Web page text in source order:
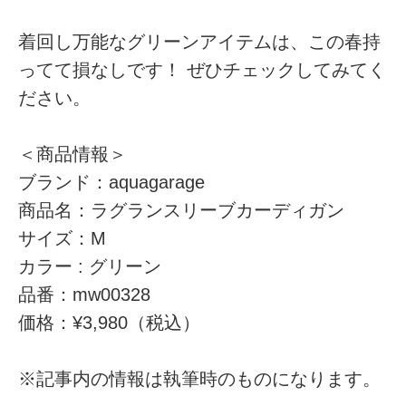
着回し万能なグリーンアイテムは、この春持
ってて損なしです！ ぜひチェックしてみてく
ださい。
＜商品情報＞
ブランド：aquagarage
商品名：ラグランスリーブカーディガン
サイズ：M
カラー : グリーン
品番：mw00328
価格：¥3,980（税込）
※記事内の情報は執筆時のものになります。